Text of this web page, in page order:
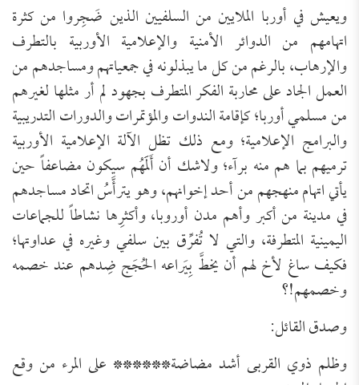
ويعيش في أوربا الملايين من السلفيين الذين ضَجِروا من كثرة
اتهامهم من الدوائر الأمنية والإعلامية الأوربية بالتطرف
والإرهاب، بالرغم من كل ما يبذلونه في جمعياتهم ومساجدهم من
العمل الجاد على محاربة الفكر المتطرف بجهود لم أر مثلها لغيرهم
من مسلمي أوربا؛ كإقامة الندوات والمؤتمرات والدورات التدريبية
والبرامج الإعلامية؛ ومع ذلك تظل الآلة الإعلامية الأوربية
ترميهم بما هم منه برآء؛ ولاشك أن أَلَمَهُم سيكون مضاعفاً حين
يأتي اتهام منهجهم من أحد إخوانهم، وهو يترأَّسُ اتحاد مساجدهم
في مدينة من أكبر وأهم مدن أوروبا، وأكثرِها نشاطاً للجماعات
اليمينية المتطرفة، والتي لا تُفرِّق بين سلفي وغيره في عداوتها؛
فكيف ساغ لأخ لهم أن يخطَّ بِيَراعه الحُجَج ضِدهم عند خصمه
وخصمهم!؟
وصدق القائل:
وظلم ذوي القربى أشد مضاضة****** على المرء من وقع